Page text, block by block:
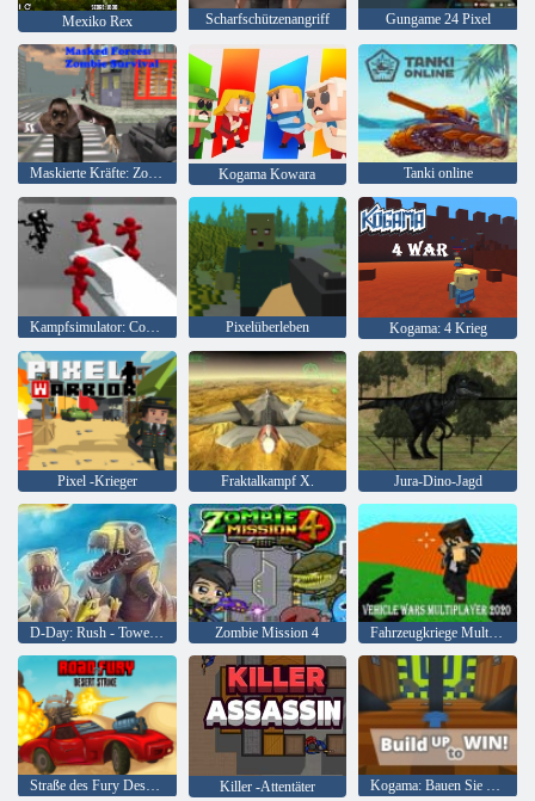
Mexiko Rex Scharfschützenangriff Gungame 24 Pixel
Maskierte Kräfte: Zombie-Überleben Kogama Kowara Tanki online
Kampfsimulator: Counter Stickman Pixelüberleben Kogama: 4 Krieg
Pixel -Krieger Fraktalkampf X. Jura-Dino-Jagd
D-Day: Rush - Tower Defense Zombie Mission 4 Fahrzeugkriege Multiplayer 2020
Killer -Attentäter